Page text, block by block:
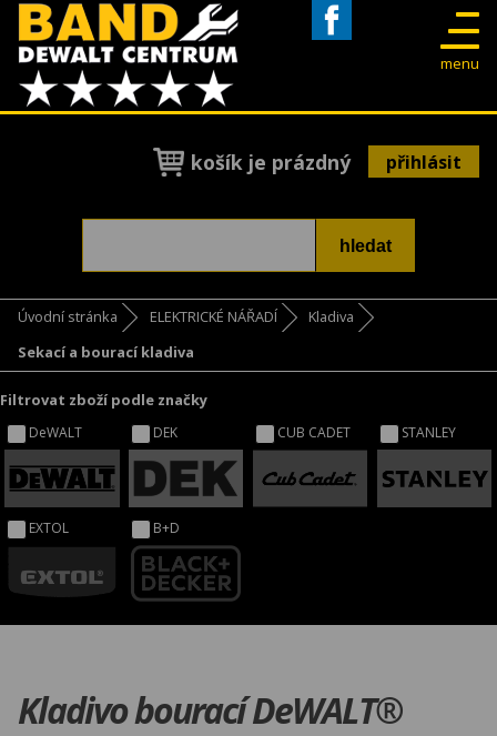
menu
košík je prázdný přihlásit
Úvodní stránka ELEKTRICKÉ NÁŘADÍ
Kladiva
Sekací a bourací kladiva
Filtrovat zboží podle značky
DeWALT DEK CUB CADET STANLEY
EXTOL B+D
Kladivo bourací DeWALT®